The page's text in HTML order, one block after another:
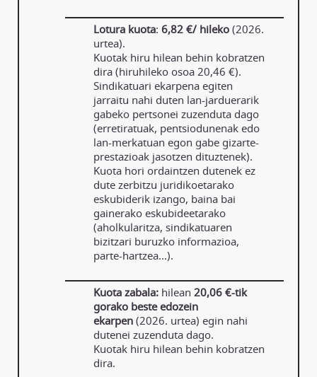
Lotura kuota: 6,82 €/ hileko (2026.
urtea).
Kuotak hiru hilean behin kobratzen
dira (hiruhileko osoa 20,46 €).
Sindikatuari ekarpena egiten
jarraitu nahi duten lan-jarduerarik
gabeko pertsonei zuzenduta dago
(erretiratuak, pentsiodunenak edo
lan-merkatuan egon gabe gizarte-
prestazioak jasotzen dituztenek).
Kuota hori ordaintzen dutenek ez
dute zerbitzu juridikoetarako
eskubiderik izango, baina bai
gainerako eskubideetarako
(aholkularitza, sindikatuaren
bizitzari buruzko informazioa,
parte-hartzea...).
Kuota zabala: hilean 20,06 €-tik
gorako beste edozein
ekarpen (2026. urtea) egin nahi
dutenei zuzenduta dago.
Kuotak hiru hilean behin kobratzen
dira.